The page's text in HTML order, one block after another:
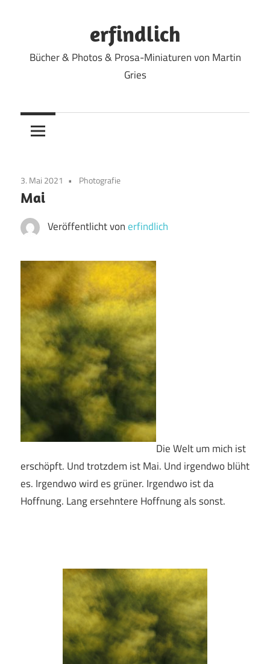
erfindlich
Bücher & Photos & Prosa-Miniaturen von Martin
Gries
3. Mai 2021 Photografie
Mai
Veröffentlicht vonerfindlich
Die Welt um mich ist
erschöpft. Und trotzdem ist Mai. Und irgendwo blüht
es. Irgendwo wird es grüner. Irgendwo ist da
Hoffnung. Lang ersehntere Hoffnung als sonst.